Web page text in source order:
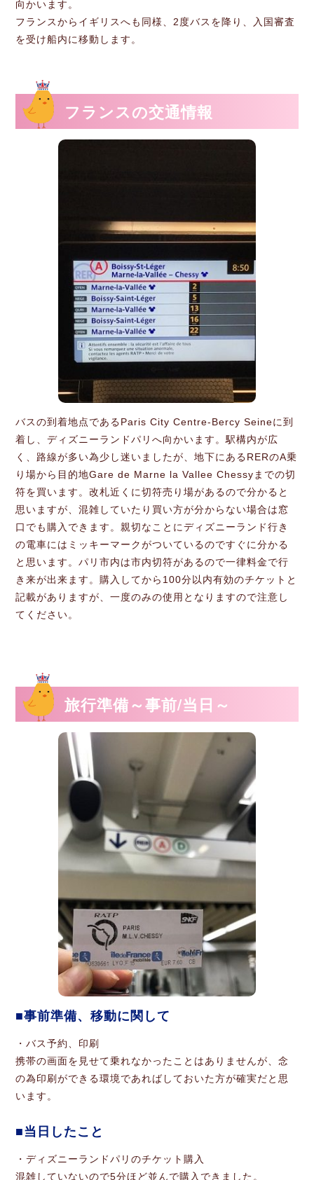
向かいます。
フランスからイギリスへも同様、2度バスを降り、入国審査
を受け船内に移動します。
フランスの交通情報
バスの到着地点であるParis City Centre-Bercy Seineに到
着し、ディズニーランドパリへ向かいます。駅構内が広
く、路線が多い為少し迷いましたが、地下にあるRERのA乗
り場から目的地Gare de Marne la Vallee Chessyまでの切
符を買います。改札近くに切符売り場があるので分かると
思いますが、混雑していたり買い方が分からない場合は窓
口でも購入できます。親切なことにディズニーランド行き
の電車にはミッキーマークがついているのですぐに分かる
と思います。パリ市内は市内切符があるので一律料金で行
き来が出来ます。購入してから100分以内有効のチケットと
記載がありますが、一度のみの使用となりますので注意し
てください。
旅行準備～事前/当日～
事前準備、移動に関して
・バス予約、印刷
携帯の画面を見せて乗れなかったことはありませんが、念
の為印刷ができる環境であればしておいた方が確実だと思
います。
当日したこと
・ディズニーランドパリのチケット購入
混雑していないので5分ほど並んで購入できました。